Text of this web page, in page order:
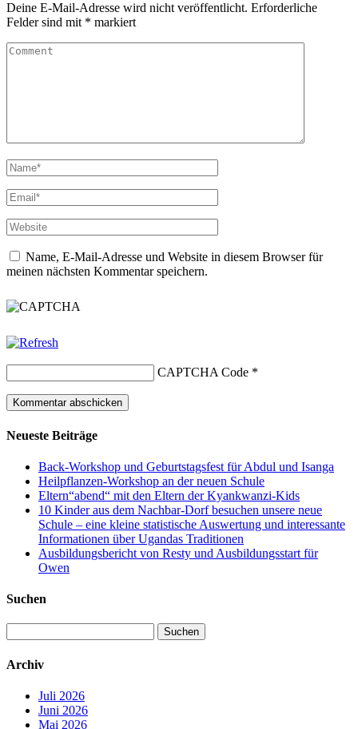
Deine E-Mail-Adresse wird nicht veröffentlicht. Erforderliche
Felder sind mit * markiert
Name, E-Mail-Adresse und Website in diesem Browser für
meinen nächsten Kommentar speichern.
CAPTCHA Code *
Neueste Beiträge
Back-Workshop und Geburtstagsfest für Abdul und Isanga
Heilpflanzen-Workshop an der neuen Schule
Eltern“abend“ mit den Eltern der Kyankwanzi-Kids
10 Kinder aus dem Nachbar-Dorf besuchen unsere neue
Schule – eine kleine statistische Auswertung und interessante
Informationen über Ugandas Traditionen
Ausbildungsbericht von Resty und Ausbildungsstart für
Owen
Suchen
nach:
Archiv
Juli 2026
Juni 2026
Mai 2026